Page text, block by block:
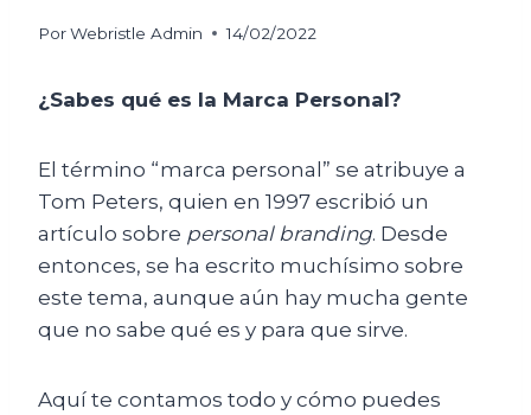
PorWebristle Admin 14/02/2022
¿Sabes qué es la Marca Personal?
El término “marca personal” se atribuye a
Tom Peters, quien en 1997 escribió un
artículo sobre personal branding. Desde
entonces, se ha escrito muchísimo sobre
este tema, aunque aún hay mucha gente
que no sabe qué es y para que sirve.
Aquí te contamos todo y cómo puedes